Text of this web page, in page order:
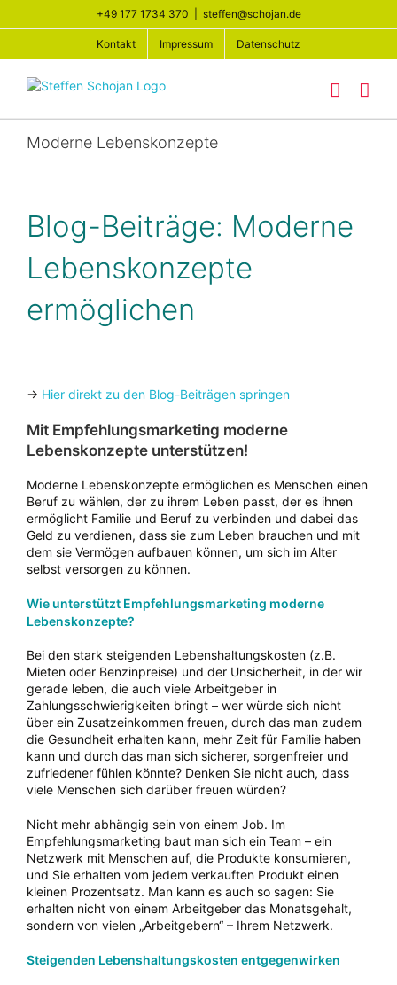
+49 177 1734 370 steffen@schojan.de
Kontakt Impressum Datenschutz
Moderne Lebenskonzepte
Blog-Beiträge: Moderne
Lebenskonzepte
ermöglichen
→ Hier direkt zu den Blog-Beiträgen springen
Mit Empfehlungsmarketing moderne
Lebenskonzepte unterstützen!
Moderne Lebenskonzepte ermöglichen es Menschen einen
Beruf zu wählen, der zu ihrem Leben passt, der es ihnen
ermöglicht Familie und Beruf zu verbinden und dabei das
Geld zu verdienen, dass sie zum Leben brauchen und mit
dem sie Vermögen aufbauen können, um sich im Alter
selbst versorgen zu können.
Wie unterstützt Empfehlungsmarketing moderne
Lebenskonzepte?
Bei den stark steigenden Lebenshaltungskosten (z.B.
Mieten oder Benzinpreise) und der Unsicherheit, in der wir
gerade leben, die auch viele Arbeitgeber in
Zahlungsschwierigkeiten bringt – wer würde sich nicht
über ein Zusatzeinkommen freuen, durch das man zudem
die Gesundheit erhalten kann, mehr Zeit für Familie haben
kann und durch das man sich sicherer, sorgenfreier und
zufriedener fühlen könnte? Denken Sie nicht auch, dass
viele Menschen sich darüber freuen würden?
Nicht mehr abhängig sein von einem Job. Im
Empfehlungsmarketing baut man sich ein Team – ein
Netzwerk mit Menschen auf, die Produkte konsumieren,
und Sie erhalten vom jedem verkauften Produkt einen
kleinen Prozentsatz. Man kann es auch so sagen: Sie
erhalten nicht von einem Arbeitgeber das Monatsgehalt,
sondern von vielen „Arbeitgebern“ – Ihrem Netzwerk.
Steigenden Lebenshaltungskosten entgegenwirken